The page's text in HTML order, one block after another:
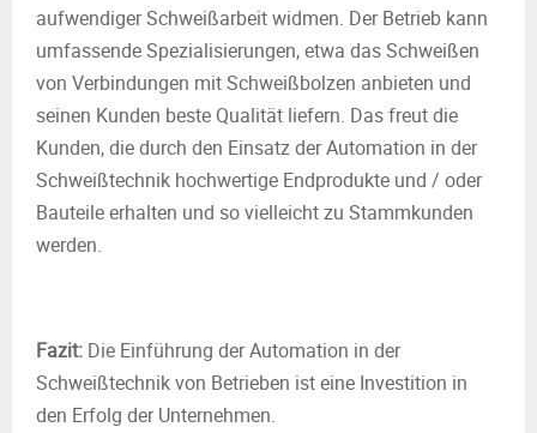
aufwendiger Schweißarbeit widmen. Der Betrieb kann
umfassende Spezialisierungen, etwa das Schweißen
von Verbindungen mit Schweißbolzen anbieten und
seinen Kunden beste Qualität liefern. Das freut die
Kunden, die durch den Einsatz der Automation in der
Schweißtechnik hochwertige Endprodukte und / oder
Bauteile erhalten und so vielleicht zu Stammkunden
werden.
Fazit: Die Einführung der Automation in der
Schweißtechnik von Betrieben ist eine Investition in
den Erfolg der Unternehmen.